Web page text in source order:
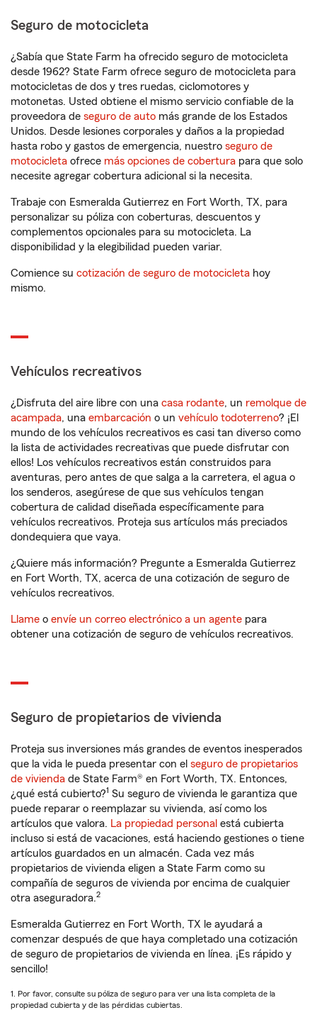
Seguro de motocicleta
¿Sabía que State Farm ha ofrecido seguro de motocicleta
desde 1962? State Farm ofrece seguro de motocicleta para
motocicletas de dos y tres ruedas, ciclomotores y
motonetas. Usted obtiene el mismo servicio confiable de la
proveedora de seguro de auto más grande de los Estados
Unidos. Desde lesiones corporales y daños a la propiedad
hasta robo y gastos de emergencia, nuestro seguro de
motocicleta ofrece más opciones de cobertura para que solo
necesite agregar cobertura adicional si la necesita.
Trabaje con Esmeralda Gutierrez en Fort Worth, TX, para
personalizar su póliza con coberturas, descuentos y
complementos opcionales para su motocicleta. La
disponibilidad y la elegibilidad pueden variar.
Comience su cotización de seguro de motocicleta hoy
mismo.
Vehículos recreativos
¿Disfruta del aire libre con una casa rodante, un remolque de
acampada, una embarcación o un vehículo todoterreno? ¡El
mundo de los vehículos recreativos es casi tan diverso como
la lista de actividades recreativas que puede disfrutar con
ellos! Los vehículos recreativos están construidos para
aventuras, pero antes de que salga a la carretera, el agua o
los senderos, asegúrese de que sus vehículos tengan
cobertura de calidad diseñada específicamente para
vehículos recreativos. Proteja sus artículos más preciados
dondequiera que vaya.
¿Quiere más información? Pregunte a Esmeralda Gutierrez
en Fort Worth, TX, acerca de una cotización de seguro de
vehículos recreativos.
Llame o envíe un correo electrónico a un agente para
obtener una cotización de seguro de vehículos recreativos.
Seguro de propietarios de vivienda
Proteja sus inversiones más grandes de eventos inesperados
que la vida le pueda presentar con el seguro de propietarios
de vivienda de State Farm® en Fort Worth, TX. Entonces,
¿qué está cubierto?1 Su seguro de vivienda le garantiza que
puede reparar o reemplazar su vivienda, así como los
artículos que valora. La propiedad personal está cubierta
incluso si está de vacaciones, está haciendo gestiones o tiene
artículos guardados en un almacén. Cada vez más
propietarios de vivienda eligen a State Farm como su
compañía de seguros de vivienda por encima de cualquier
otra aseguradora.2
Esmeralda Gutierrez en Fort Worth, TX le ayudará a
comenzar después de que haya completado una cotización
de seguro de propietarios de vivienda en línea. ¡Es rápido y
sencillo!
1. Por favor, consulte su póliza de seguro para ver una lista completa de la
propiedad cubierta y de las pérdidas cubiertas.